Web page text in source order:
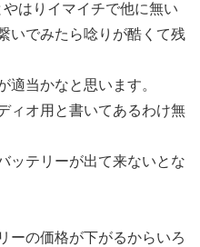
はりイマイチで他に無い
いでみたら唸りが酷くて残
適当かなと思います。
ィオ用と書いてあるわけ無
ッテリーが出て来ないとな
ーの価格が下がるからいろ